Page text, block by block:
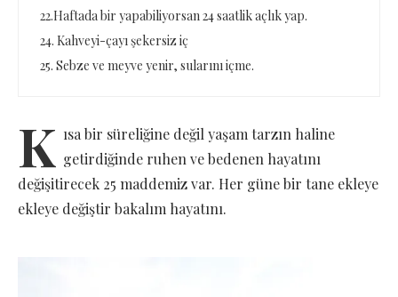
22.Haftada bir yapabiliyorsan 24 saatlik açlık yap.
24. Kahveyi-çayı şekersiz iç
25. Sebze ve meyve yenir, sularını içme.
K ısa bir süreliğine değil yaşam tarzın haline
getirdiğinde ruhen ve bedenen hayatını
değişitirecek 25 maddemiz var. Her güne bir tane ekleye
ekleye değiştir bakalım hayatını.